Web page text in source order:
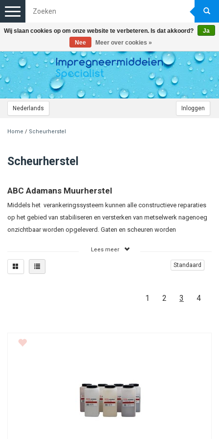
Nederlands Inloggen
Toggle
navigation
Home / Scheurherstel
Scheurherstel
ABC Adamans Muurherstel
Middels het verankeringssysteem kunnen alle constructieve reparaties
op het gebied van stabiliseren en versterken van metselwerk nagenoeg
onzichtbaar worden opgeleverd. Gaten en scheuren worden
verankeringen verkrijgbaar om verbinding in het gescheurde metselwerk
uitmuntende druk en kracht en voorkomt verdere problematiek.
hoeken van de verankering. Vanwege zijn flexibele eigenschappen heeft
Oorzaken scheurvorming
Lees meer
Standaard
1 2 3 4
Wij slaan cookies op om onze website te verbeteren. Is dat akkoord?
Ja
Nee
Meer over cookies »